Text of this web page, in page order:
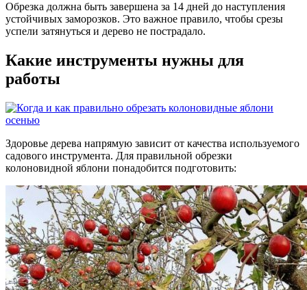
Обрезка должна быть завершена за 14 дней до наступления
устойчивых заморозков. Это важное правило, чтобы срезы
успели затянуться и дерево не пострадало.
Какие инструменты нужны для
работы
Здоровье дерева напрямую зависит от качества используемого
садового инструмента. Для правильной обрезки
колоновидной яблони понадобится подготовить: